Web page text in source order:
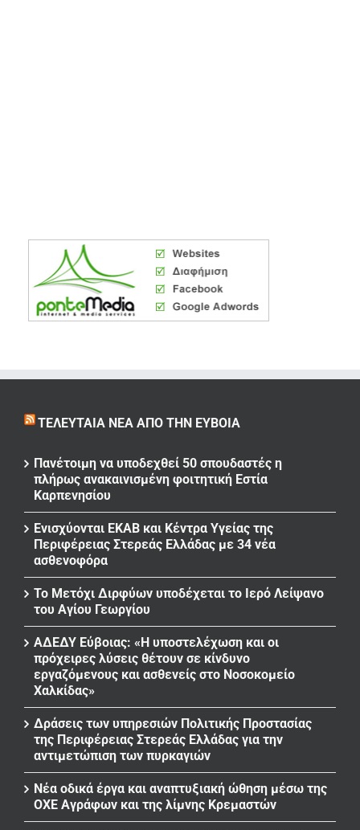
ΤΕΛΕΥΤΑΊΑ ΝΈΑ ΑΠΌ ΤΗΝ ΕΎΒΟΙΑ
Πανέτοιμη να υποδεχθεί 50 σπουδαστές η
πλήρως ανακαινισμένη φοιτητική Εστία
Καρπενησίου
Ενισχύονται ΕΚΑΒ και Κέντρα Υγείας της
Περιφέρειας Στερεάς Ελλάδας με 34 νέα
ασθενοφόρα
Το Μετόχι Διρφύων υποδέχεται το Ιερό Λείψανο
του Αγίου Γεωργίου
ΑΔΕΔΥ Εύβοιας: «Η υποστελέχωση και οι
πρόχειρες λύσεις θέτουν σε κίνδυνο
εργαζόμενους και ασθενείς στο Νοσοκομείο
Χαλκίδας»
Δράσεις των υπηρεσιών Πολιτικής Προστασίας
της Περιφέρειας Στερεάς Ελλάδας για την
αντιμετώπιση των πυρκαγιών
Νέα οδικά έργα και αναπτυξιακή ώθηση μέσω της
ΟΧΕ Αγράφων και της λίμνης Κρεμαστών